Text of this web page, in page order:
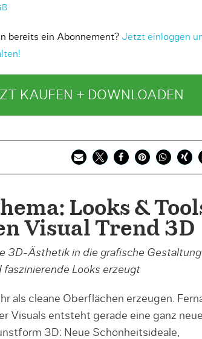
bereits ein Abonnement? Jetzt einloggen
KAUFEN + DOWNLOADEN
Looks &
Visual Trend 3D
3D-Ästhetik in die grafische Gestaltung
faszinierende Looks erzeugt
als cleane Oberflächen erzeugen.
Visuals entsteht gerade eine ganz neue
3D: Neue Schönheitsideale,